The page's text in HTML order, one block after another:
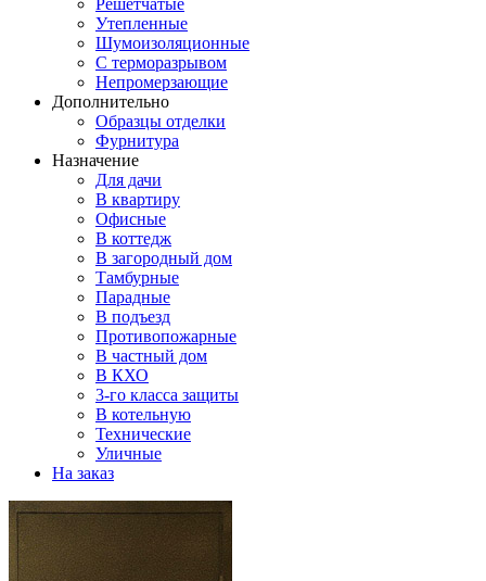
Решетчатые
Утепленные
Шумоизоляционные
С терморазрывом
Непромерзающие
Дополнительно
Образцы отделки
Фурнитура
Назначение
Для дачи
В квартиру
Офисные
В коттедж
В загородный дом
Тамбурные
Парадные
В подъезд
Противопожарные
В частный дом
В КХО
3-го класса защиты
В котельную
Технические
Уличные
На заказ